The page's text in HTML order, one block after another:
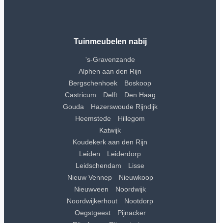
Tuinmeubelen nabij
's-Gravenzande
Alphen aan den Rijn
Bergschenhoek
Boskoop
Castricum
Delft
Den Haag
Gouda
Hazerswoude Rijndijk
Heemstede
Hillegom
Katwijk
Koudekerk aan den Rijn
Leiden
Leiderdorp
Leidschendam
Lisse
Nieuw Vennep
Nieuwkoop
Nieuwveen
Noordwijk
Noordwijkerhout
Nootdorp
Oegstgeest
Pijnacker